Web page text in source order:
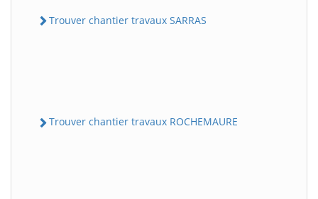
Trouver chantier travaux SARRAS
Trouver chantier travaux ROCHEMAURE